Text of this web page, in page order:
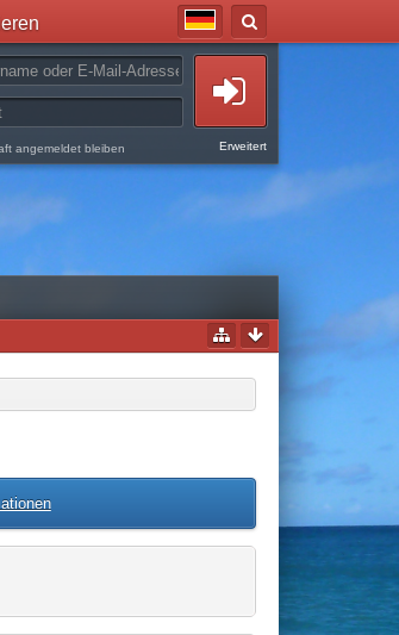
angemeldet bleiben Erweitert